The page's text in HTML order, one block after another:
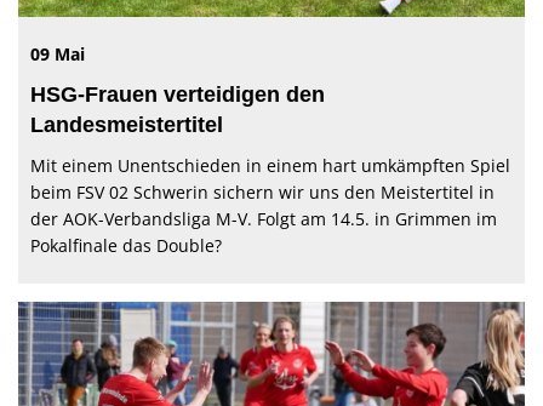
09 Mai
HSG-Frauen verteidigen den
Landesmeistertitel
Mit einem Unentschieden in einem hart umkämpften Spiel
beim FSV 02 Schwerin sichern wir uns den Meistertitel in
der AOK-Verbandsliga M-V. Folgt am 14.5. in Grimmen im
Pokalfinale das Double?